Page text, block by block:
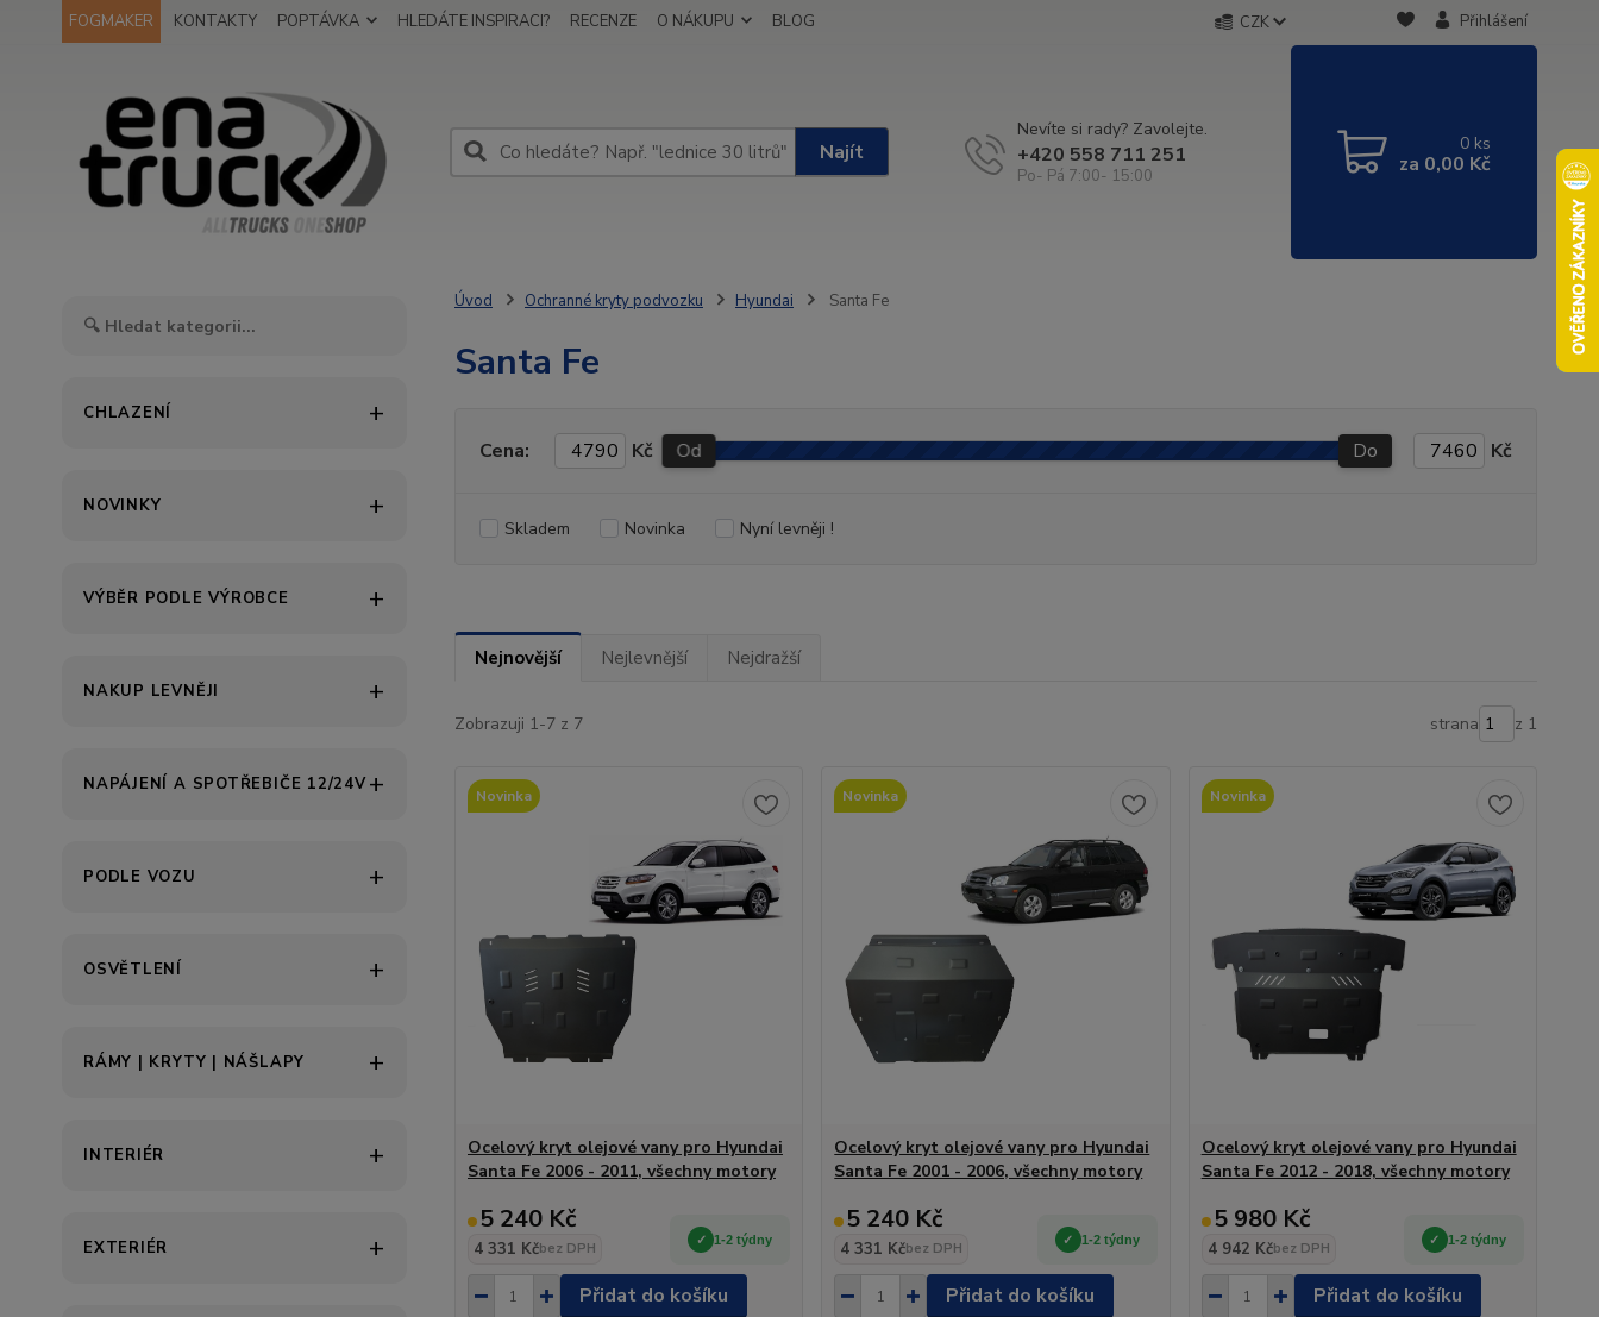
FOGMAKER KONTAKTY POPTÁVKA HLEDÁTE INSPIRACI? RECENZE O NÁKUPU BLOG CZK Přihlášení
Najít
Nevíte si rady? Zavolejte.
+420 558 711 251
Po- Pá 7:00- 15:00
0 ks
za 0,00 Kč
CHLAZENÍ
NOVINKY
VÝBĚR PODLE VÝROBCE
NAKUP LEVNĚJI
NAPÁJENÍ A SPOTŘEBIČE 12/24V
PODLE VOZU
OSVĚTLENÍ
RÁMY | KRYTY | NÁŠLAPY
INTERIÉR
EXTERIÉR
Úvod Ochranné kryty podvozku Hyundai Santa Fe
Santa Fe
Cena: Kč Od Do Kč
Skladem Novinka Nyní levněji !
Nejnovější Nejlevnější Nejdražší
Zobrazuji 1-7 z 7 strana z 1
Novinka
Ocelový kryt olejové vany pro Hyundai
Santa Fe 2006 - 2011, všechny motory
5 240 Kč
4 331 Kčbez DPH
1-2 týdny
Přidat do košíku
Novinka
Ocelový kryt olejové vany pro Hyundai
Santa Fe 2001 - 2006, všechny motory
5 240 Kč
4 331 Kčbez DPH
1-2 týdny
Přidat do košíku
Novinka
Ocelový kryt olejové vany pro Hyundai
Santa Fe 2012 - 2018, všechny motory
5 980 Kč
4 942 Kčbez DPH
1-2 týdny
Přidat do košíku